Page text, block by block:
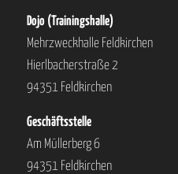
Dojo (Trainingshalle)
Mehrzweckhalle Feldkirchen
Hierlbacherstraße 2
94351 Feldkirchen
Geschäftsstelle
Am Müllerberg 6
94351 Feldkirchen